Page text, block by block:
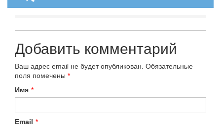
Добавить комментарий
Ваш адрес email не будет опубликован. Обязательные
поля помечены *
Имя *
Email *